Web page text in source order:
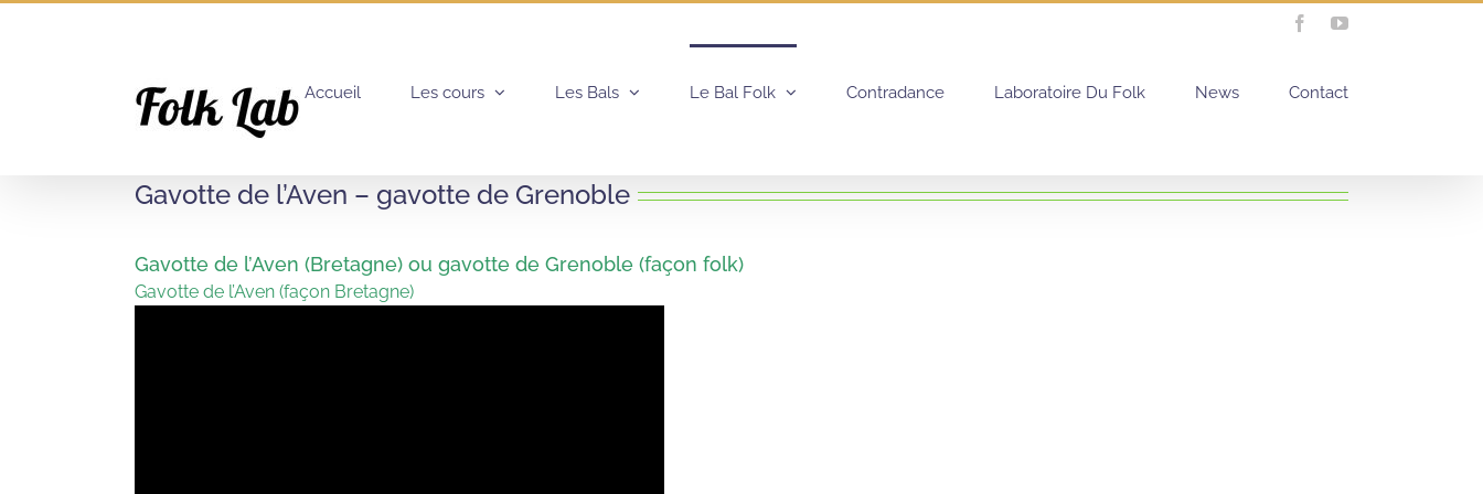
FacebookYouTube
Accueil Les cours Les Bals Le Bal Folk Contradance Laboratoire Du Folk News Contact
Gavotte de l’Aven – gavotte de Grenoble
Gavotte de l’Aven (Bretagne) ou gavotte de Grenoble (façon folk)
Gavotte de l’Aven (façon Bretagne)